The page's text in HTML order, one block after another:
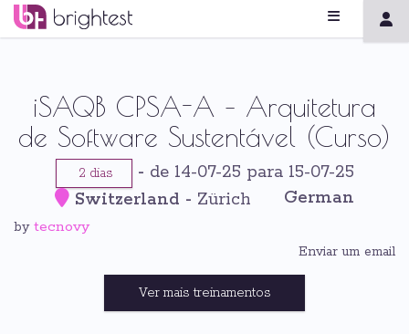
iSAQB CPSA-A – Arquitetura
de Software Sustentável (Curso)
2 dias - de 14-07-25 para 15-07-25
Switzerland - Zürich German
by tecnovy
Enviar um email
Ver mais treinamentos